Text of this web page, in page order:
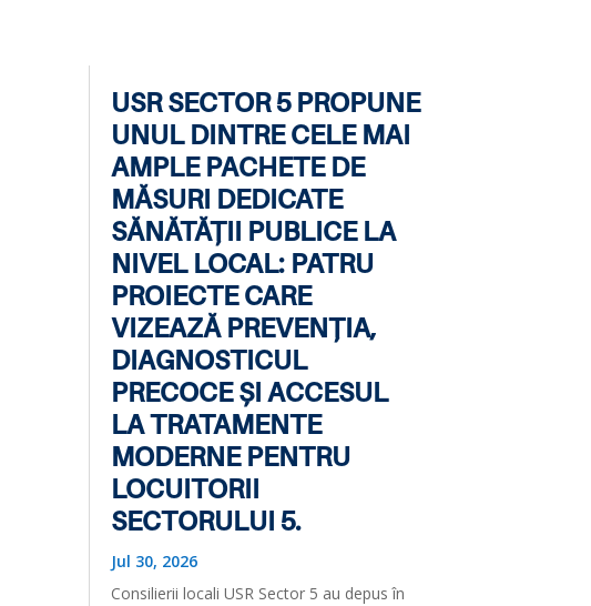
USR SECTOR 5 PROPUNE
UNUL DINTRE CELE MAI
AMPLE PACHETE DE
MĂSURI DEDICATE
SĂNĂTĂȚII PUBLICE LA
NIVEL LOCAL: PATRU
PROIECTE CARE
VIZEAZĂ PREVENȚIA,
DIAGNOSTICUL
PRECOCE ȘI ACCESUL
LA TRATAMENTE
MODERNE PENTRU
LOCUITORII
SECTORULUI 5.
Jul 30, 2026
Consilierii locali USR Sector 5 au depus în